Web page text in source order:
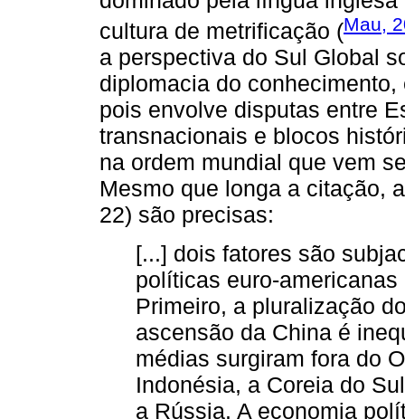
cultura de metrificação (Mau,
a perspectiva do Sul Global
diplomacia do
pois envolve disputas entre
transnacionais e blocos
na ordem mundial que vem
Mesmo que longa a citação,
22) são precisas:
[...] dois fatores são
políticas euro-
Primeiro, a pluralização
ascensão da China é
médias surgiram fora do
Indonésia, a Coreia do
a Rússia. A economia